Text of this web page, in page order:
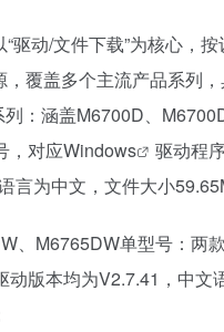
驱动/文件下载”为核心，
覆盖多个主流产品系列，
：涵盖M6700D、
，对应Windows
驱动程
言为中文，文件大小
、M6765DW单型号：两
动版本均为V2.7.41，中文